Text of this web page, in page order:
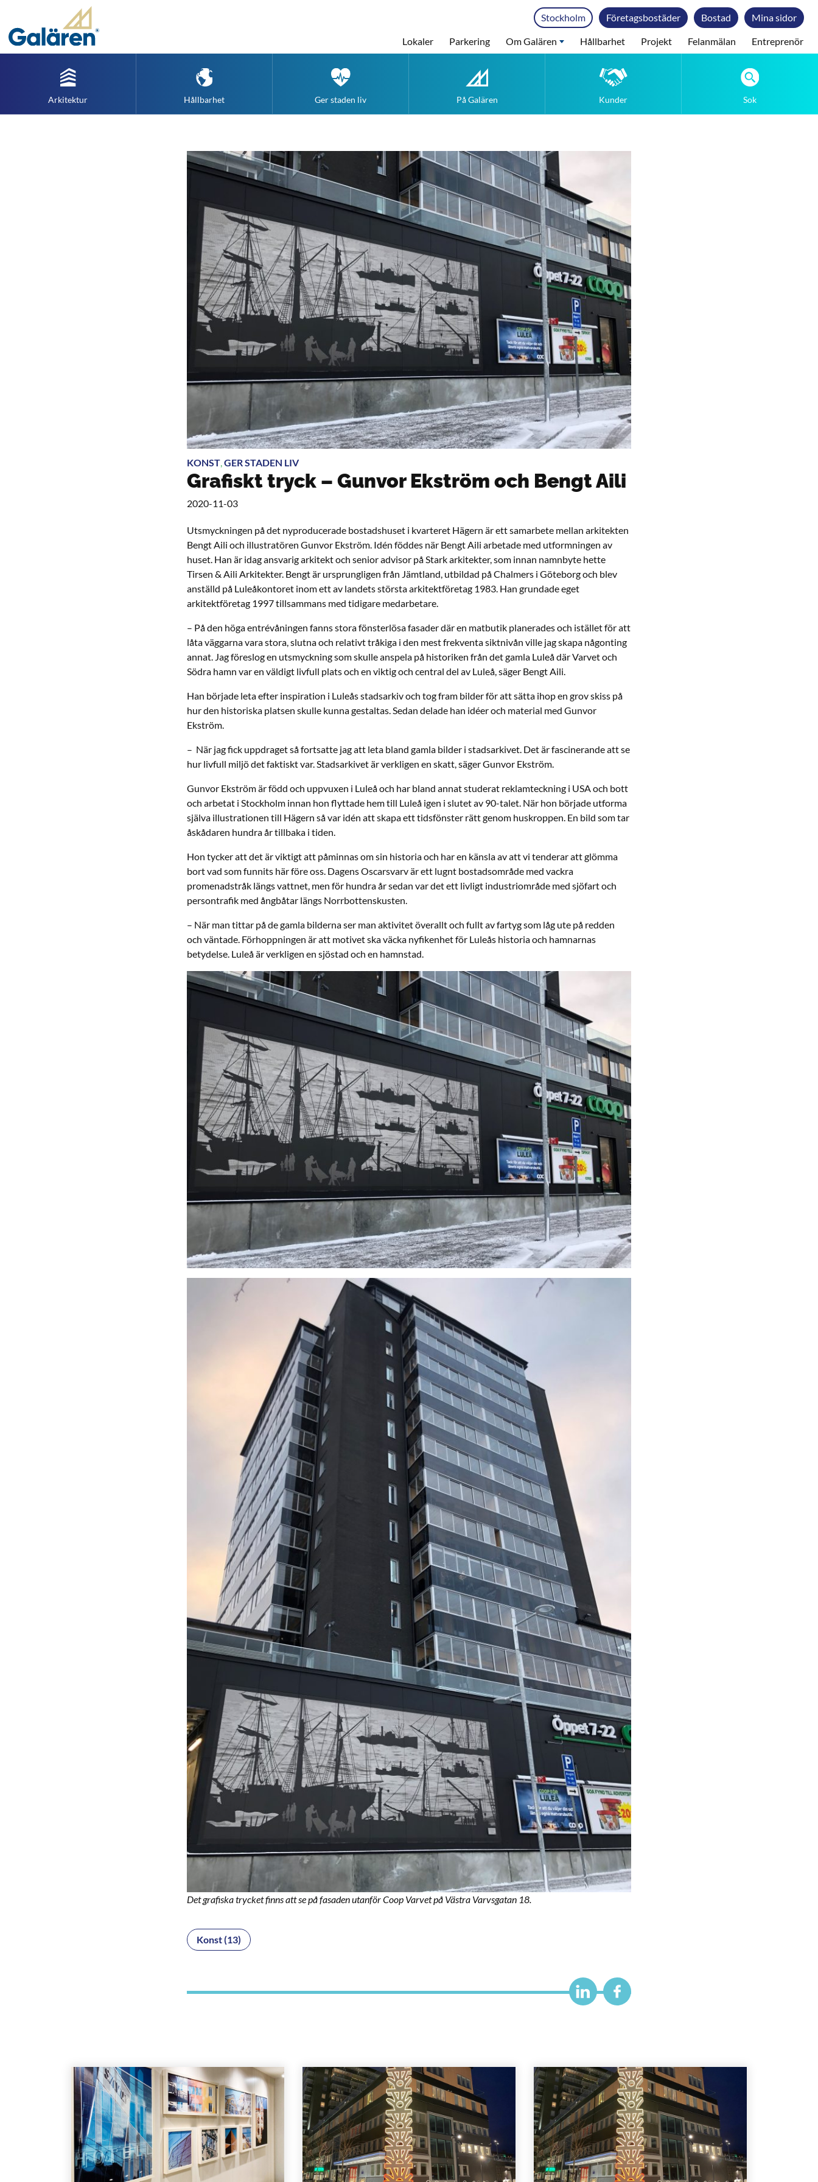
Lokaler Parkering Om Galären Hållbarhet Projekt Felanmälan Entreprenör
Mina sidor
Bostad
Företagsbostäder
Stockholm
Arkitektur Hållbarhet Ger staden liv På Galären Kunder Sok
KONST GER STADEN LIV
Grafiskt tryck – Gunvor Ekström och Bengt Aili
2020-11-03
Utsmyckningen på det nyproducerade bostadshuset i kvarteret Hägern är ett samarbete mellan arkitekten
Bengt Aili och illustratören Gunvor Ekström. Idén föddes när Bengt Aili arbetade med utformningen av
huset. Han är idag ansvarig arkitekt och senior advisor på Stark arkitekter, som innan namnbyte hette
Tirsen & Aili Arkitekter. Bengt är ursprungligen från Jämtland, utbildad på Chalmers i Göteborg och blev
anställd på Luleåkontoret inom ett av landets största arkitektföretag 1983. Han grundade eget
arkitektföretag 1997 tillsammans med tidigare medarbetare.
– På den höga entrévåningen fanns stora fönsterlösa fasader där en matbutik planerades och istället för att
låta väggarna vara stora, slutna och relativt tråkiga i den mest frekventa siktnivån ville jag skapa någonting
annat. Jag föreslog en utsmyckning som skulle anspela på historiken från det gamla Luleå där Varvet och
Södra hamn var en väldigt livfull plats och en viktig och central del av Luleå, säger Bengt Aili.
Han började leta efter inspiration i Luleås stadsarkiv och tog fram bilder för att sätta ihop en grov skiss på
hur den historiska platsen skulle kunna gestaltas. Sedan delade han idéer och material med Gunvor
Ekström.
– När jag fick uppdraget så fortsatte jag att leta bland gamla bilder i stadsarkivet. Det är fascinerande att se
hur livfull miljö det faktiskt var. Stadsarkivet är verkligen en skatt, säger Gunvor Ekström.
Gunvor Ekström är född och uppvuxen i Luleå och har bland annat studerat reklamteckning i USA och bott
och arbetat i Stockholm innan hon flyttade hem till Luleå igen i slutet av 90-talet. När hon började utforma
själva illustrationen till Hägern så var idén att skapa ett tidsfönster rätt genom huskroppen. En bild som tar
åskådaren hundra år tillbaka i tiden.
Hon tycker att det är viktigt att påminnas om sin historia och har en känsla av att vi tenderar att glömma
bort vad som funnits här före oss. Dagens Oscarsvarv är ett lugnt bostadsområde med vackra
promenadstråk längs vattnet, men för hundra år sedan var det ett livligt industriområde med sjöfart och
persontrafik med ångbåtar längs Norrbottenskusten.
– När man tittar på de gamla bilderna ser man aktivitet överallt och fullt av fartyg som låg ute på redden
och väntade. Förhoppningen är att motivet ska väcka nyfikenhet för Luleås historia och hamnarnas
betydelse. Luleå är verkligen en sjöstad och en hamnstad.
Det grafiska trycket finns att se på fasaden utanför Coop Varvet på Västra Varvsgatan 18.
Konst (13)